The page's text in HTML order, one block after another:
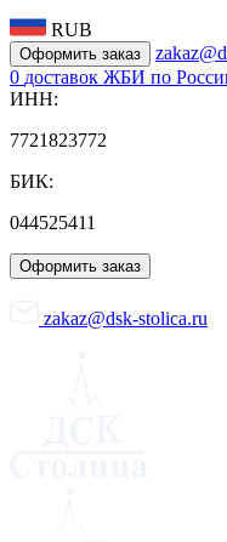
RUB
Оформить заказ
0 доставок ЖБИ по
ИНН:
7721823772
БИК:
044525411
Оформить заказ
zakaz@dsk-stolica.ru